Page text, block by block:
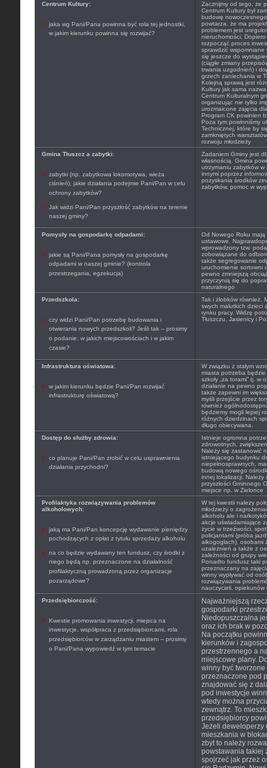
Centrum Kultury:
jaka wg Pani/Pana powinna być rola tej jednostki,
w jakim kierunku powinna się rozwijać?
Zacznijmy od tego, że
Centrum Kultury był
budowę
powtarza, że ma
problemem jest
nieruchomości.
rozpocząć proces
sprawdzić
się jeszcze do
(ciągłe zmiany
trwania uzgodnień) i
grzech zaniechania w
Kolejną sprawą jest
Kultury jak sama
Centrum Kulturalnym
organizując nie tylko
urozmaicone zajęcia
Program CK powinien
Poza tym powinniśmy
Technicznej, które by
zamkniętych
rozwoju młodzieży
Gmina Tłuszcz a zabytki:
zabytki (np. zabytkowa lokomotywa, wieża
ciśnień); jakie działania podejmie Pani/Pan w celu
ochrony zabytków?
Jak widzi Pani/Pan przyszłość zabytków na terenie
naszej gminy?
Zadaniem Gminy jest
własnością. Gmina
utrzymaniu zabytków w
innymi poprzez
pozyskania środków
zabytków, pomoc w
Pomysły na gospodarkę odpadami:
jakie są Pani/Pana pomysły na gospodarkę
odpadami w naszej gminie? (kontrola
przestrzegania, egzekucja)
Od Nowego Roku
ustawowe.
wprowadzony tzw.
zobowiązane do
także segregowanie
uruchomienie sortowni
pewno zmniejszą
przyczynią się do
naturalnego
Przedszkola:
czy widzi Pani/Pan potrzebę budowania i
otwierania nowych przedszkoli? Jeśli tak – prosimy
o podanie, w jakich miejscowościach i w jakim
czasie?
Tak i żłobków również.
swych malutkich dzieci
rynku pracy. Widzę
Tłuszczu, Jasienicy i
Infrastruktura oświatowa:
w jakim kierunku będzie Pani/Pan rozwijać
infrastrukturę oświatową?
W związku z stałym
miasta potrzeba będzie
szkoły „za torami” tj. w
działanie na pewno
także zapewni im
myśli przejście przez
również
będziemy mogli lepiej
różnych dziedzinach
długo obiecywana.
Dostęp do służby zdrowia:
co planuje Pani/Pan zrobić w celu usprawnienia
działania przychodni?
Istnieje ogromna
zdrowotnych,
Należy się zastanowić
istniejącego budynku
niepełnosprawnych,
budową nowego
innej lokalizacji. Należy
przyszłości Gminnego
miejsce np. w Zielonce
Profilaktyka rozwiązywania problemów
alkoholowych:
jaką ma Pani/Pan koncepcję wydawanie pieniędzy
pochodzących z opłat z tytułu sprzedaży alkoholu
na co będzie wydawany ten fundusz, czy środki z
niego będą np. przeznaczone na działalność
profilaktyczną prowadzoną przez organizacje
pozarządowe?
W tej kwestii należy
młodzieży o
alkoholu ale i
akcje uświadamiające
życie w trzeźwości,
policjantami (próba
alkogoglach), osobami
uzależnień a także z
zależności od grupy
Ponadto fundusz taki
przeznaczany na
winny wypływać od
rozwiązywania
nauczycieli, opiekunów
Przedsiębiorczość:
Kwestie promowania inwestycji, miejsca na
inwestycje, współpraca z przedsiębiorcami, rola
przedsiębiorców w zarządzaniu miastem – prosimy
o Pani/Pana wypowiedź w tym temacie
Najważniejszą
gospodarki
Niedopuszczalna
oraz ich brak w
Na początku
kierunków i
przestrzennego a
miejscowe plany.
winny być
przeznaczone pod
znajdować się z
pod inwestycje
wtedy można
zewnątrz. To
przedsiębiorcy
Jeżeli deweloperzy
mieszkania w
zbyt to należy
powstawania takiej
spojrzeć jak przez